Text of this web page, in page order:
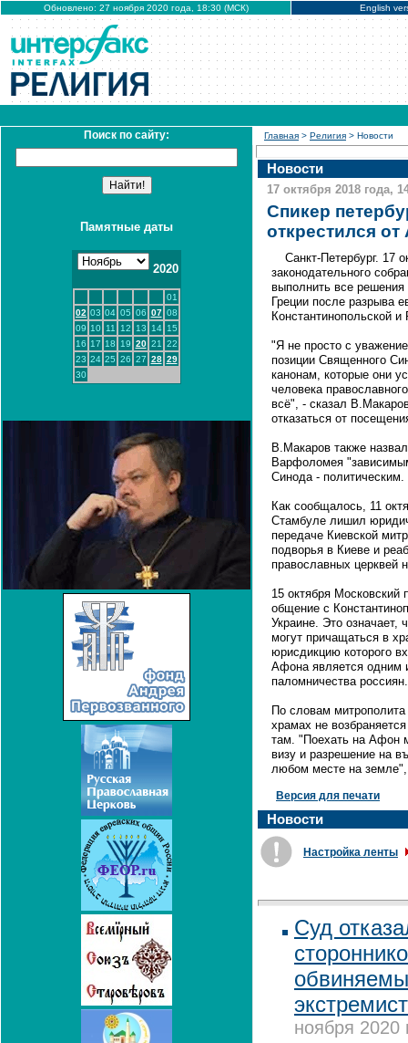
Обновлено: 27 ноября 2020 года, 18:30 (МСК) English
Поиск по сайту:
Памятные даты
2020
01
02 03 04 05 06 07 08
09 10 11 12 13 14 15
16 17 18 19 20 21
22
23 24 25 26 27 28 29
30
Главная > Религия > Новости
Новости
17 октября 2018 года,
Спикер
открестился
Санкт-Петербург.
законодательного
выполнить все
Греции после разрыва
Константинопольской
"Я не просто с
позиции Священного
канонам, которые они
человека
всё", - сказал
отказаться от
В.Макаров также
Варфоломея
Синода - политическим.
Как сообщалось, 11
Стамбуле лишил
передаче Киевской
подворья в Киеве и
православных церквей
15 октября Московский
общение с
Украине. Это
могут причащаться в
юрисдикцию которого
Афона является одним
паломничества россиян.
По словам
храмах не
там. "Поехать на Афон
визу и разрешение на
любом месте на земле",
Версия для печати
Новости
Настройка ленты
Суд
ноября 2020